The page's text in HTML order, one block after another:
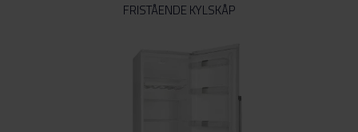
FRISTÅENDE KYLSKÅP